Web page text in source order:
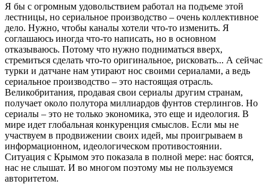
Я бы с огромным удовольствием работал на подъеме этой
лестницы, но сериальное производство – очень коллективное
дело. Нужно, чтобы каналы хотели что-то изменить. Я
соглашаюсь иногда что-то написать, но в основном
отказываюсь. Потому что нужно подниматься вверх,
стремиться сделать что-то оригинальное, рисковать... А сейчас
турки и датчане нам утирают нос своими сериалами, а ведь
сериальное производство – это настоящая отрасль.
Великобритания, продавая свои сериалы другим странам,
получает около полутора миллиардов фунтов стерлингов. Но
сериалы – это не только экономика, это еще и идеология. В
мире идет глобальная конкуренция смыслов. Если мы не
участвуем в продвижении своих идей, мы проигрываем в
информационном, идеологическом противостоянии.
Ситуация с Крымом это показала в полной мере: нас боятся,
нас не слышат. И во многом поэтому мы не пользуемся
авторитетом.